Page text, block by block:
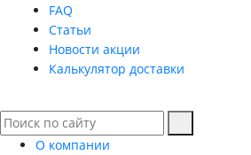
FAQ
Статьи
Новости акции
Калькулятор доставки
О компании